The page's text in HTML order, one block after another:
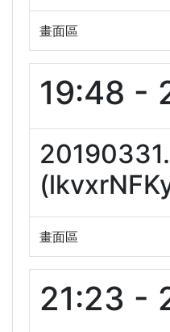
畫面區
19:48 -
畫面區
21:23 -